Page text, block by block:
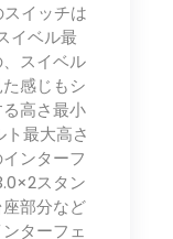
イッチは
イベル最
スイベル
感じもシ
高さ最小
最大高さ
ンターフ
スタン
部分など
ターフェ